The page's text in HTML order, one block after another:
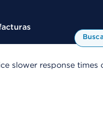
slower response